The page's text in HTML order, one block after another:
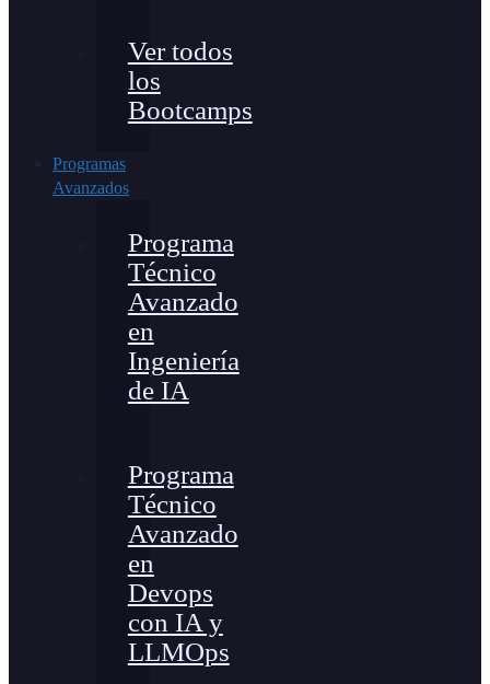
Ver todos
los
Bootcamps
Programas
Avanzados
Programa
Técnico
Avanzado
en
Ingeniería
de IA
Programa
Técnico
Avanzado
en
Devops
con IA y
LLMOps